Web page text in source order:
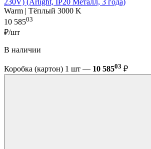
Warm | Тёплый 3000 K
10 58503
₽/шт
В наличии
Коробка (картон) 1 шт — 10 58503 ₽